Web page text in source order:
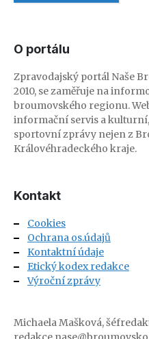
O portálu
Zpravodajský portál Naše
2010, se zaměřuje na
broumovského regionu.
informační servis a
sportovní zprávy nejen z
Královéhradeckého kraje.
Kontakt
Cookies
Ochrana os.údajů
Kontaktní údaje
Etický kodex redakce
Výroční zprávy
Michaela Mašková,